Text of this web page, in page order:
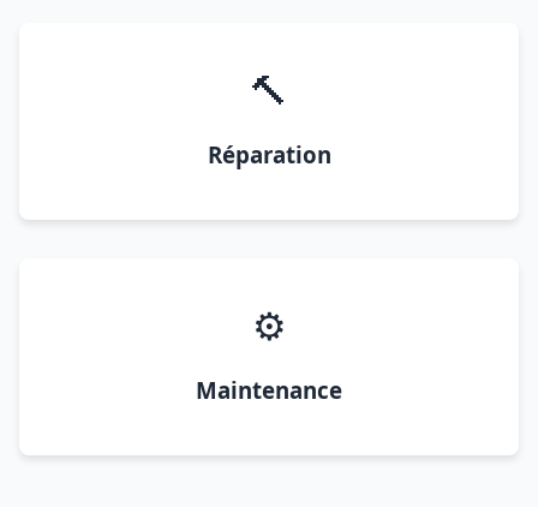
🔨
Réparation
⚙️
Maintenance